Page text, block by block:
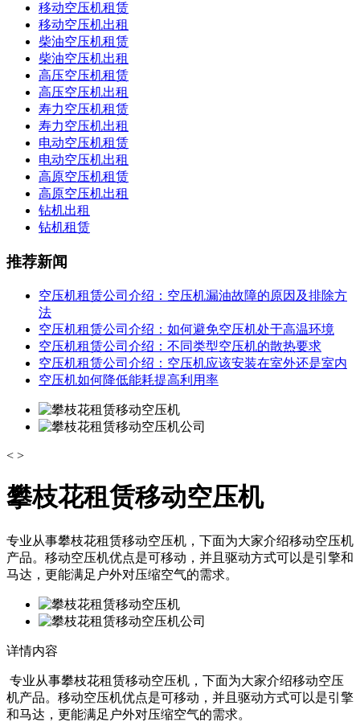
移动空压机租赁
移动空压机出租
柴油空压机租赁
柴油空压机出租
高压空压机租赁
高压空压机出租
寿力空压机租赁
寿力空压机出租
电动空压机租赁
电动空压机出租
高原空压机租赁
高原空压机出租
钻机出租
钻机租赁
推荐新闻
空压机租赁公司介绍：空压机漏油故障的原因及排除方
法
空压机租赁公司介绍：如何避免空压机处于高温环境
空压机租赁公司介绍：不同类型空压机的散热要求
空压机租赁公司介绍：空压机应该安装在室外还是室内
空压机如何降低能耗提高利用率
< >
攀枝花租赁移动空压机
专业从事攀枝花租赁移动空压机，下面为大家介绍移动空压机
产品。移动空压机优点是可移动，并且驱动方式可以是引擎和
马达，更能满足户外对压缩空气的需求。
详情内容
专业从事攀枝花租赁移动空压机，下面为大家介绍移动空压
机产品。移动空压机优点是可移动，并且驱动方式可以是引擎
和马达，更能满足户外对压缩空气的需求。